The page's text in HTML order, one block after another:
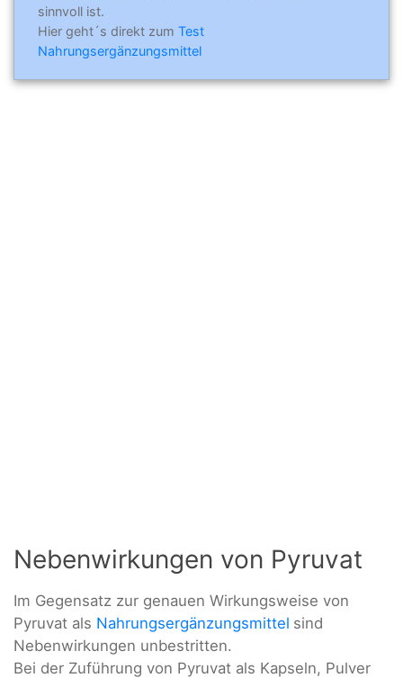
sinnvoll ist.
Hier geht´s direkt zum Test
Nahrungsergänzungsmittel
Nebenwirkungen von Pyruvat
Im Gegensatz zur genauen Wirkungsweise von
Pyruvat als Nahrungsergänzungsmittel sind
Nebenwirkungen unbestritten.
Bei der Zuführung von Pyruvat als Kapseln, Pulver